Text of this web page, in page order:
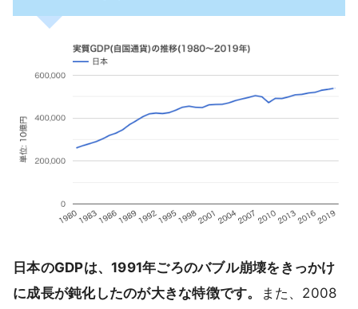
日本のGDPは、1991年ごろのバブル崩壊をきっかけ
に成長が鈍化したのが大きな特徴です。
また、2008